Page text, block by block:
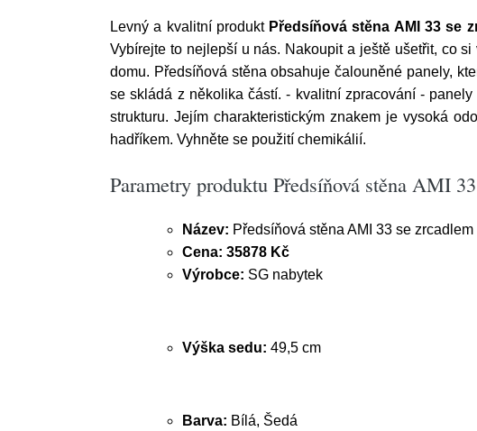
Levný a kvalitní produkt Předsíňová stěna AMI 33 se
Vybírejte to nejlepší u nás. Nakoupit a ještě ušetřit, co
domu. Předsíňová stěna obsahuje čalouněné panely,
se skládá z několika částí. - kvalitní zpracování -
strukturu. Jejím charakteristickým znakem je vysoká
hadříkem. Vyhněte se použití chemikálií.
Parametry produktu Předsíňová stěna AMI
Název: Předsíňová stěna AMI 33 se
Cena: 35878 Kč
Výrobce: SG nabytek
Výška sedu: 49,5 cm
Barva: Bílá, Šedá